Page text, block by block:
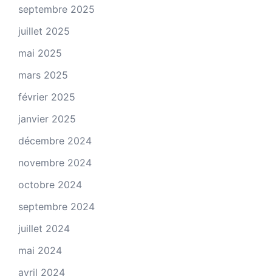
septembre 2025
juillet 2025
mai 2025
mars 2025
février 2025
janvier 2025
décembre 2024
novembre 2024
octobre 2024
septembre 2024
juillet 2024
mai 2024
avril 2024